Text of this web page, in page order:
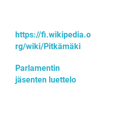
https://fi.wikipedia.o
rg/wiki/Pitkämäki
Parlamentin
jäsenten luettelo